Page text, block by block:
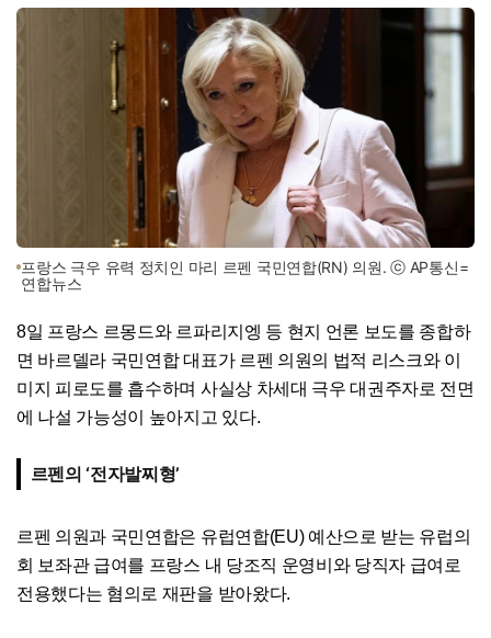
프랑스 극우 유력 정치인 마리 르펜 국민연합(RN) 의원. ⓒ AP통신=
연합뉴스
8일 프랑스 르몽드와 르파리지엥 등 현지 언론 보도를 종합하
면 바르델라 국민연합 대표가 르펜 의원의 법적 리스크와 이
미지 피로도를 흡수하며 사실상 차세대 극우 대권주자로 전면
에 나설 가능성이 높아지고 있다.
르펜의 ‘전자발찌형’
르펜 의원과 국민연합은 유럽연합(EU) 예산으로 받는 유럽의
회 보좌관 급여를 프랑스 내 당조직 운영비와 당직자 급여로
전용했다는 혐의로 재판을 받아왔다.